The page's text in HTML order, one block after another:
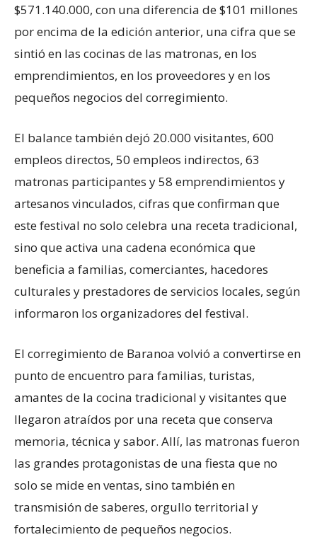
$571.140.000, con una diferencia de $101 millones
por encima de la edición anterior, una cifra que se
sintió en las cocinas de las matronas, en los
emprendimientos, en los proveedores y en los
pequeños negocios del corregimiento.
El balance también dejó 20.000 visitantes, 600
empleos directos, 50 empleos indirectos, 63
matronas participantes y 58 emprendimientos y
artesanos vinculados, cifras que confirman que
este festival no solo celebra una receta tradicional,
sino que activa una cadena económica que
beneficia a familias, comerciantes, hacedores
culturales y prestadores de servicios locales, según
informaron los organizadores del festival.
El corregimiento de Baranoa volvió a convertirse en
punto de encuentro para familias, turistas,
amantes de la cocina tradicional y visitantes que
llegaron atraídos por una receta que conserva
memoria, técnica y sabor. Allí, las matronas fueron
las grandes protagonistas de una fiesta que no
solo se mide en ventas, sino también en
transmisión de saberes, orgullo territorial y
fortalecimiento de pequeños negocios.